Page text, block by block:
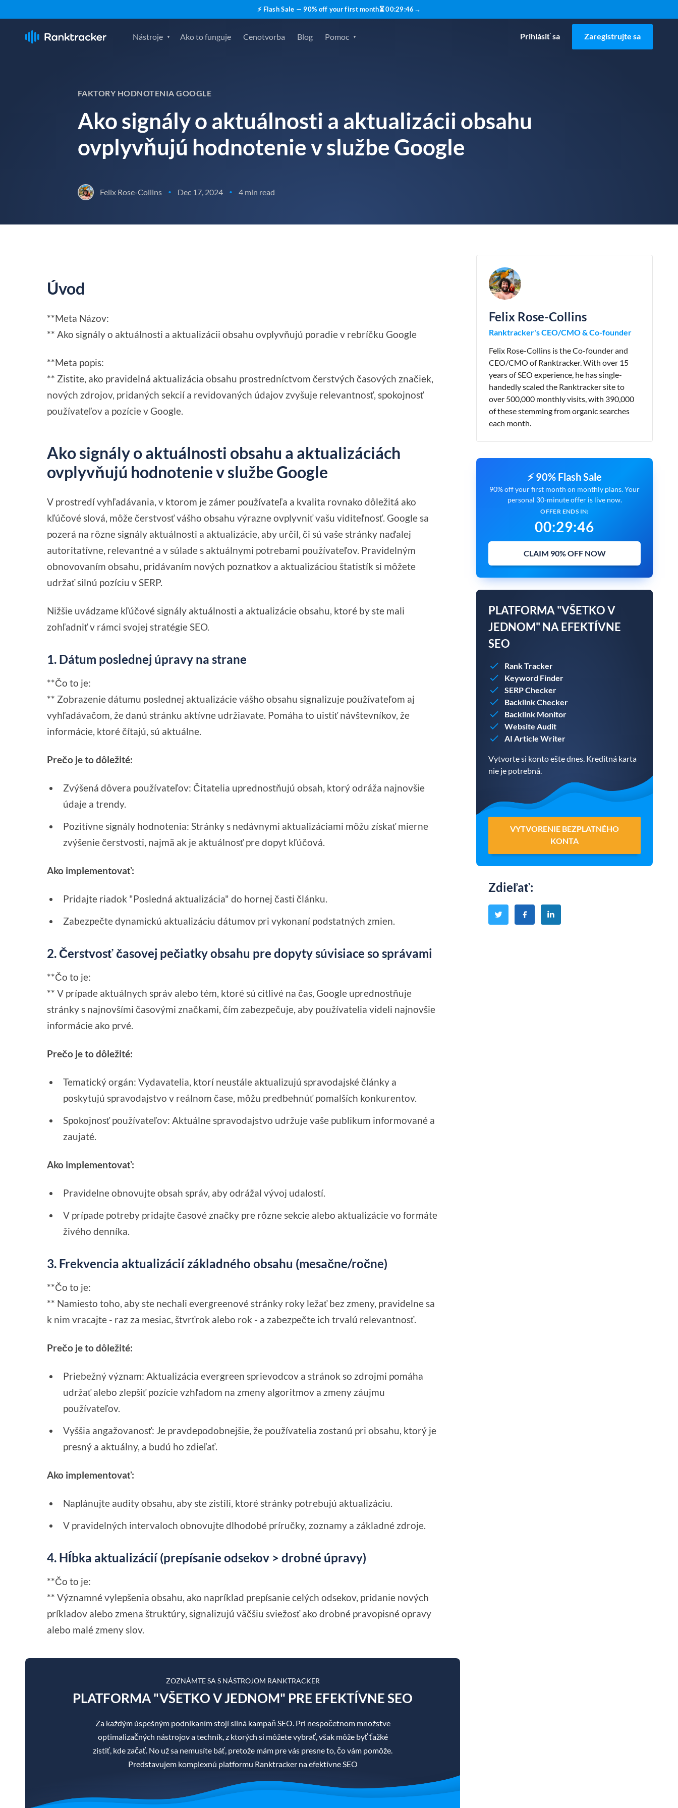
⚡ Flash Sale — 90% off your first month⏳00:29:45 →
Nástroje Ako to funguje Cenotvorba Blog Pomoc Prihlásiť sa Zaregistrujte sa
FAKTORY HODNOTENIA GOOGLE
Ako signály o aktuálnosti a aktualizácii obsahu
ovplyvňujú hodnotenie v službe Google
Felix Rose-Collins • Dec 17, 2024 • 4 min read
Úvod
**Meta Názov:
** Ako signály o aktuálnosti a aktualizácii obsahu ovplyvňujú poradie v rebríčku Google
**Meta popis:
** Zistite, ako pravidelná aktualizácia obsahu prostredníctvom čerstvých časových značiek,
nových zdrojov, pridaných sekcií a revidovaných údajov zvyšuje relevantnosť, spokojnosť
používateľov a pozície v Google.
Ako signály o aktuálnosti obsahu a aktualizáciách
ovplyvňujú hodnotenie v službe Google
V prostredí vyhľadávania, v ktorom je zámer používateľa a kvalita rovnako dôležitá ako
kľúčové slová, môže čerstvosť vášho obsahu výrazne ovplyvniť vašu viditeľnosť. Google sa
pozerá na rôzne signály aktuálnosti a aktualizácie, aby určil, či sú vaše stránky naďalej
autoritatívne, relevantné a v súlade s aktuálnymi potrebami používateľov. Pravidelným
obnovovaním obsahu, pridávaním nových poznatkov a aktualizáciou štatistík si môžete
udržať silnú pozíciu v SERP.
Nižšie uvádzame kľúčové signály aktuálnosti a aktualizácie obsahu, ktoré by ste mali
zohľadniť v rámci svojej stratégie SEO.
1. Dátum poslednej úpravy na strane
**Čo to je:
** Zobrazenie dátumu poslednej aktualizácie vášho obsahu signalizuje používateľom aj
vyhľadávačom, že danú stránku aktívne udržiavate. Pomáha to uistiť návštevníkov, že
informácie, ktoré čítajú, sú aktuálne.
Prečo je to dôležité:
Zvýšená dôvera používateľov: Čitatelia uprednostňujú obsah, ktorý odráža najnovšie
údaje a trendy.
Pozitívne signály hodnotenia: Stránky s nedávnymi aktualizáciami môžu získať mierne
zvýšenie čerstvosti, najmä ak je aktuálnosť pre dopyt kľúčová.
Ako implementovať:
Pridajte riadok "Posledná aktualizácia" do hornej časti článku.
Zabezpečte dynamickú aktualizáciu dátumov pri vykonaní podstatných zmien.
2. Čerstvosť časovej pečiatky obsahu pre dopyty súvisiace so správami
**Čo to je:
** V prípade aktuálnych správ alebo tém, ktoré sú citlivé na čas, Google uprednostňuje
stránky s najnovšími časovými značkami, čím zabezpečuje, aby používatelia videli najnovšie
informácie ako prvé.
Prečo je to dôležité:
Tematický orgán: Vydavatelia, ktorí neustále aktualizujú spravodajské články a
poskytujú spravodajstvo v reálnom čase, môžu predbehnúť pomalších konkurentov.
Spokojnosť používateľov: Aktuálne spravodajstvo udržuje vaše publikum informované a
zaujaté.
Ako implementovať:
Pravidelne obnovujte obsah správ, aby odrážal vývoj udalostí.
V prípade potreby pridajte časové značky pre rôzne sekcie alebo aktualizácie vo formáte
živého denníka.
3. Frekvencia aktualizácií základného obsahu (mesačne/ročne)
**Čo to je:
** Namiesto toho, aby ste nechali evergreenové stránky roky ležať bez zmeny, pravidelne sa
k nim vracajte - raz za mesiac, štvrťrok alebo rok - a zabezpečte ich trvalú relevantnosť.
Prečo je to dôležité:
Priebežný význam: Aktualizácia evergreen sprievodcov a stránok so zdrojmi pomáha
udržať alebo zlepšiť pozície vzhľadom na zmeny algoritmov a zmeny záujmu
používateľov.
Vyššia angažovanosť: Je pravdepodobnejšie, že používatelia zostanú pri obsahu, ktorý je
presný a aktuálny, a budú ho zdieľať.
Ako implementovať:
Naplánujte audity obsahu, aby ste zistili, ktoré stránky potrebujú aktualizáciu.
V pravidelných intervaloch obnovujte dlhodobé príručky, zoznamy a základné zdroje.
4. Hĺbka aktualizácií (prepísanie odsekov > drobné úpravy)
**Čo to je:
** Významné vylepšenia obsahu, ako napríklad prepísanie celých odsekov, pridanie nových
príkladov alebo zmena štruktúry, signalizujú väčšiu sviežosť ako drobné pravopisné opravy
alebo malé zmeny slov.
ZOZNÁMTE SA S NÁSTROJOM RANKTRACKER
PLATFORMA "VŠETKO V JEDNOM" PRE EFEKTÍVNE SEO
Za každým úspešným podnikaním stojí silná kampaň SEO. Pri nespočetnom množstve
optimalizačných nástrojov a techník, z ktorých si môžete vybrať, však môže byť ťažké
zistiť, kde začať. No už sa nemusíte báť, pretože mám pre vás presne to, čo vám pomôže.
Predstavujem komplexnú platformu Ranktracker na efektívne SEO
Felix Rose-Collins
Ranktracker's CEO/CMO & Co-founder
Felix Rose-Collins is the Co-founder and
CEO/CMO of Ranktracker. With over 15
years of SEO experience, he has single-
handedly scaled the Ranktracker site to
over 500,000 monthly visits, with 390,000
of these stemming from organic searches
each month.
⚡ 90% Flash Sale
90% off your first month on monthly plans. Your
personal 30-minute offer is live now.
OFFER ENDS IN:
00:29:45
CLAIM 90% OFF NOW
PLATFORMA "VŠETKO V
JEDNOM" NA EFEKTÍVNE
SEO
Rank Tracker
Keyword Finder
SERP Checker
Backlink Checker
Backlink Monitor
Website Audit
AI Article Writer
Vytvorte si konto ešte dnes. Kreditná karta
nie je potrebná.
VYTVORENIE BEZPLATNÉHO
KONTA
Zdieľať: